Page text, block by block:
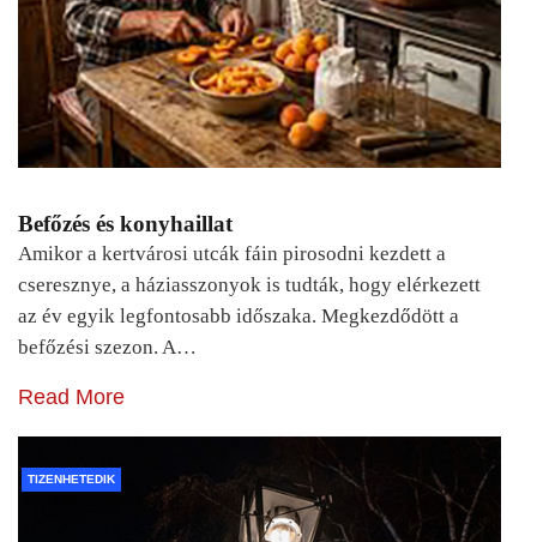
Befőzés és konyhaillat
Amikor a kertvárosi utcák fáin pirosodni kezdett a
cseresznye, a háziasszonyok is tudták, hogy elérkezett
az év egyik legfontosabb időszaka. Megkezdődött a
befőzési szezon. A…
Read More
TIZENHETEDIK